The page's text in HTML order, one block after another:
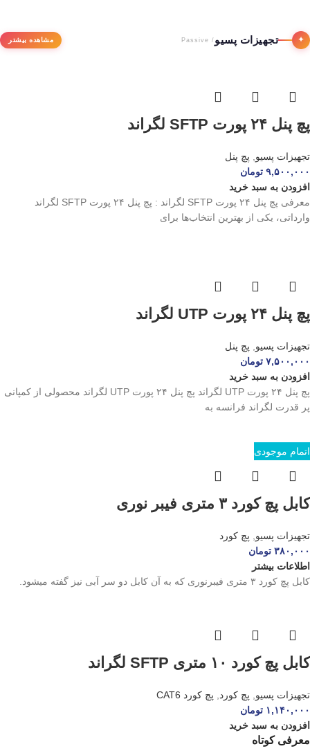
✦ تجهیزات پسیو / Passive مشاهده بیشتر
پچ پنل ۲۴ پورت SFTP لگراند
تجهیزات پسیو
پچ پنل
۹,۵۰۰,۰۰۰ تومان
افزودن به سبد خرید
معرفی پچ پنل ۲۴ پورت SFTP لگراند : پچ پنل ۲۴ پورت SFTP لگراند
وارداتی، یکی از بهترین انتخاب‌ها برای
پچ پنل ۲۴ پورت UTP لگراند
تجهیزات پسیو
پچ پنل
۷,۵۰۰,۰۰۰ تومان
افزودن به سبد خرید
پچ پنل ۲۴ پورت UTP لگراند پچ پنل ۲۴ پورت UTP لگراند محصولی از کمپانی
پر قدرت لگراند فرانسه به
اتمام موجودی
کابل پچ کورد ۳ متری فیبر نوری
تجهیزات پسیو
پچ کورد
۳۸۰,۰۰۰ تومان
اطلاعات بیشتر
کابل پچ کورد ۳ متری فیبرنوری که به آن کابل دو سر آبی نیز گفته میشود.
کابل پچ کورد ۱۰ متری SFTP لگراند
تجهیزات پسیو پچ کورد
پچ کورد CAT6
۱,۱۴۰,۰۰۰ تومان
افزودن به سبد خرید
معرفی کوتاه